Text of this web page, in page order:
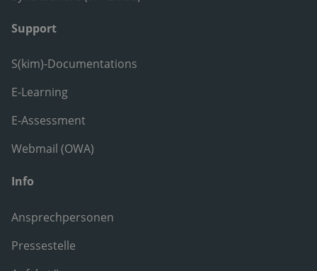
Support
S(kim)-Documentations
E-Learning
E-Assessment
Webmail (OWA)
Info
Ansprechpersonen
Pressestelle